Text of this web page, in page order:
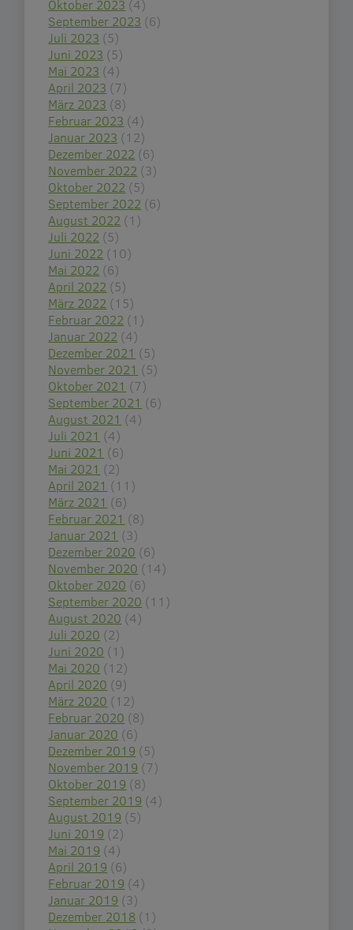
Oktober 2023 (4)
September 2023 (6)
Juli 2023 (5)
Juni 2023 (5)
Mai 2023 (4)
April 2023 (7)
März 2023 (8)
Februar 2023 (4)
Januar 2023 (12)
Dezember 2022 (6)
November 2022 (3)
Oktober 2022 (5)
September 2022 (6)
August 2022 (1)
Juli 2022 (5)
Juni 2022 (10)
Mai 2022 (6)
April 2022 (5)
März 2022 (15)
Februar 2022 (1)
Januar 2022 (4)
Dezember 2021 (5)
November 2021 (5)
Oktober 2021 (7)
September 2021 (6)
August 2021 (4)
Juli 2021 (4)
Juni 2021 (6)
Mai 2021 (2)
April 2021 (11)
März 2021 (6)
Februar 2021 (8)
Januar 2021 (3)
Dezember 2020 (6)
November 2020 (14)
Oktober 2020 (6)
September 2020 (11)
August 2020 (4)
Juli 2020 (2)
Juni 2020 (1)
Mai 2020 (12)
April 2020 (9)
März 2020 (12)
Februar 2020 (8)
Januar 2020 (6)
Dezember 2019 (5)
November 2019 (7)
Oktober 2019 (8)
September 2019 (4)
August 2019 (5)
Juni 2019 (2)
Mai 2019 (4)
April 2019 (6)
Februar 2019 (4)
Januar 2019 (3)
Dezember 2018 (1)